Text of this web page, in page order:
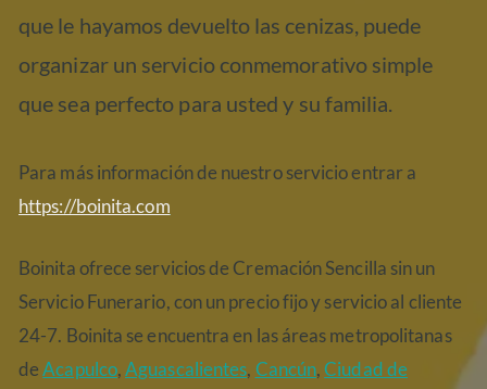
que le hayamos devuelto las cenizas, puede
organizar un servicio conmemorativo simple
que sea perfecto para usted y su familia.
Para más información de nuestro servicio entrar a
https://boinita.com
Boinita ofrece servicios de Cremación Sencilla sin un
Servicio Funerario, con un precio fijo y servicio al cliente
24-7. Boinita se encuentra en las áreas metropolitanas
deAcapulco,Aguascalientes, Cancún,Ciudad de